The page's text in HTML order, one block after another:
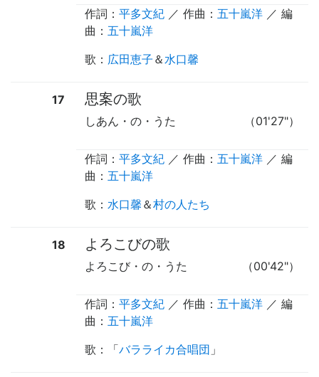
作詞： 平多文紀 ／ 作曲： 五十嵐洋 ／ 編
曲： 五十嵐洋
歌 ： 広田恵子 ＆ 水口馨
17 思案の歌
（01'27"）
しあん・の・うた
作詞： 平多文紀 ／ 作曲： 五十嵐洋 ／ 編
曲： 五十嵐洋
歌 ： 水口馨 ＆村の人たち
18 よろこびの歌
（00'42"）
よろこび・の・うた
作詞： 平多文紀 ／ 作曲： 五十嵐洋 ／ 編
曲： 五十嵐洋
歌 ：「バラライカ合唱団 」